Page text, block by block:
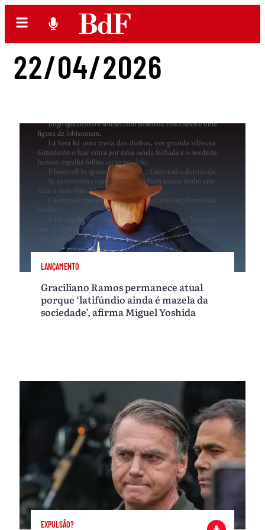
22/04/2026
LANÇAMENTO
Graciliano Ramos permanece atual
porque ‘latifúndio ainda é mazela da
sociedade’, afirma Miguel Yoshida
EXPULSÃO?